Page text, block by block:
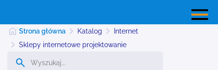
Strona główna Katalog
Internet
Sklepy internetowe projektowanie